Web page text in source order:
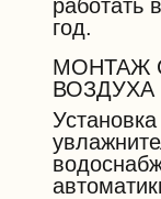
работать
год.
МОНТАЖ
ВОЗДУХА